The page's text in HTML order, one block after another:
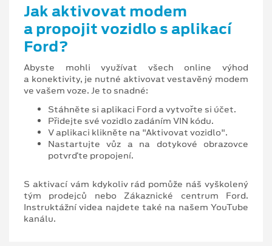
Jak aktivovat modem
a propojit vozidlo s aplikací
Ford?
Abyste mohli využívat všech online výhod
a konektivity, je nutné aktivovat vestavěný modem
ve vašem voze. Je to snadné:
Stáhněte si aplikaci Ford a vytvořte si účet.
Přidejte své vozidlo zadáním VIN kódu.
V aplikaci klikněte na "Aktivovat vozidlo".
Nastartujte vůz a na dotykové obrazovce
potvrďte propojení.
S aktivací vám kdykoliv rád pomůže náš vyškolený
tým prodejců nebo Zákaznické centrum Ford.
Instruktážní videa najdete také na našem YouTube
kanálu.